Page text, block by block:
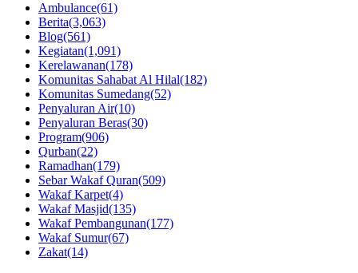
Ambulance(61)
Berita(3,063)
Blog(561)
Kegiatan(1,091)
Kerelawanan(178)
Komunitas Sahabat Al Hilal(182)
Komunitas Sumedang(52)
Penyaluran Air(10)
Penyaluran Beras(30)
Program(906)
Qurban(22)
Ramadhan(179)
Sebar Wakaf Quran(509)
Wakaf Karpet(4)
Wakaf Masjid(135)
Wakaf Pembangunan(177)
Wakaf Sumur(67)
Zakat(14)